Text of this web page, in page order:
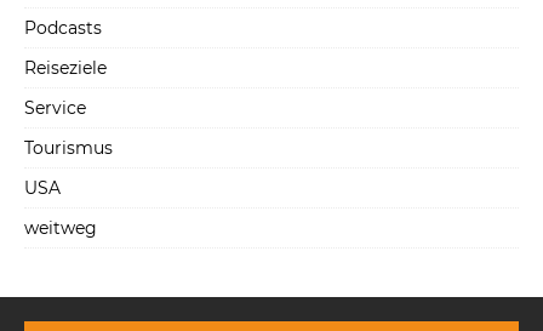
Podcasts
Reiseziele
Service
Tourismus
USA
weitweg